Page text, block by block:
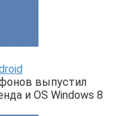
выпустил
и OS Windows 8